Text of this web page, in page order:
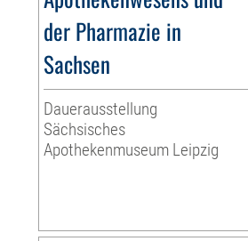
der Pharmazie in
Sachsen
Dauerausstellung
Sächsisches
Apothekenmuseum Leipzig